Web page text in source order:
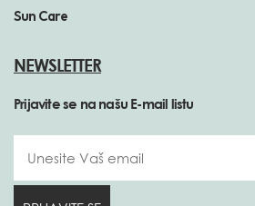
Sun Care
NEWSLETTER
Prijavite se na našu E-mail listu